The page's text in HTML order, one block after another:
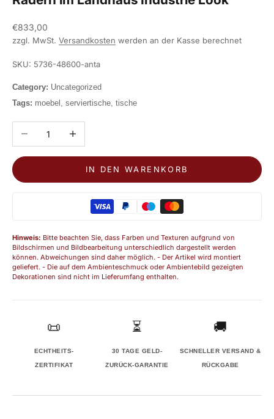
Angebot
€833,00
zzgl. MwSt. Versandkosten werden an der Kasse berechnet
SKU: 5736-48600-anta
Category: Uncategorized
Tags: moebel, serviertische, tische
Anzahl verringernAnzahl erhöhen
IN DEN WARENKORB
Hinweis: Bitte beachten Sie, dass Farben und Texturen aufgrund von
Bildschirmen und Bildbearbeitung unterschiedlich dargestellt werden
können. Abweichungen sind daher möglich. - Der Artikel wird montiert
geliefert. - Die auf dem Ambienteschmuck oder Ambientebild gezeigten
Dekorationen sind nicht im Lieferumfang enthalten.
📜
ECHTHEITS-
ZERTIFIKAT
⏳
30 TAGE GELD-
ZURÜCK-GARANTIE
🚚
SCHNELLER VERSAND &
RÜCKGABE